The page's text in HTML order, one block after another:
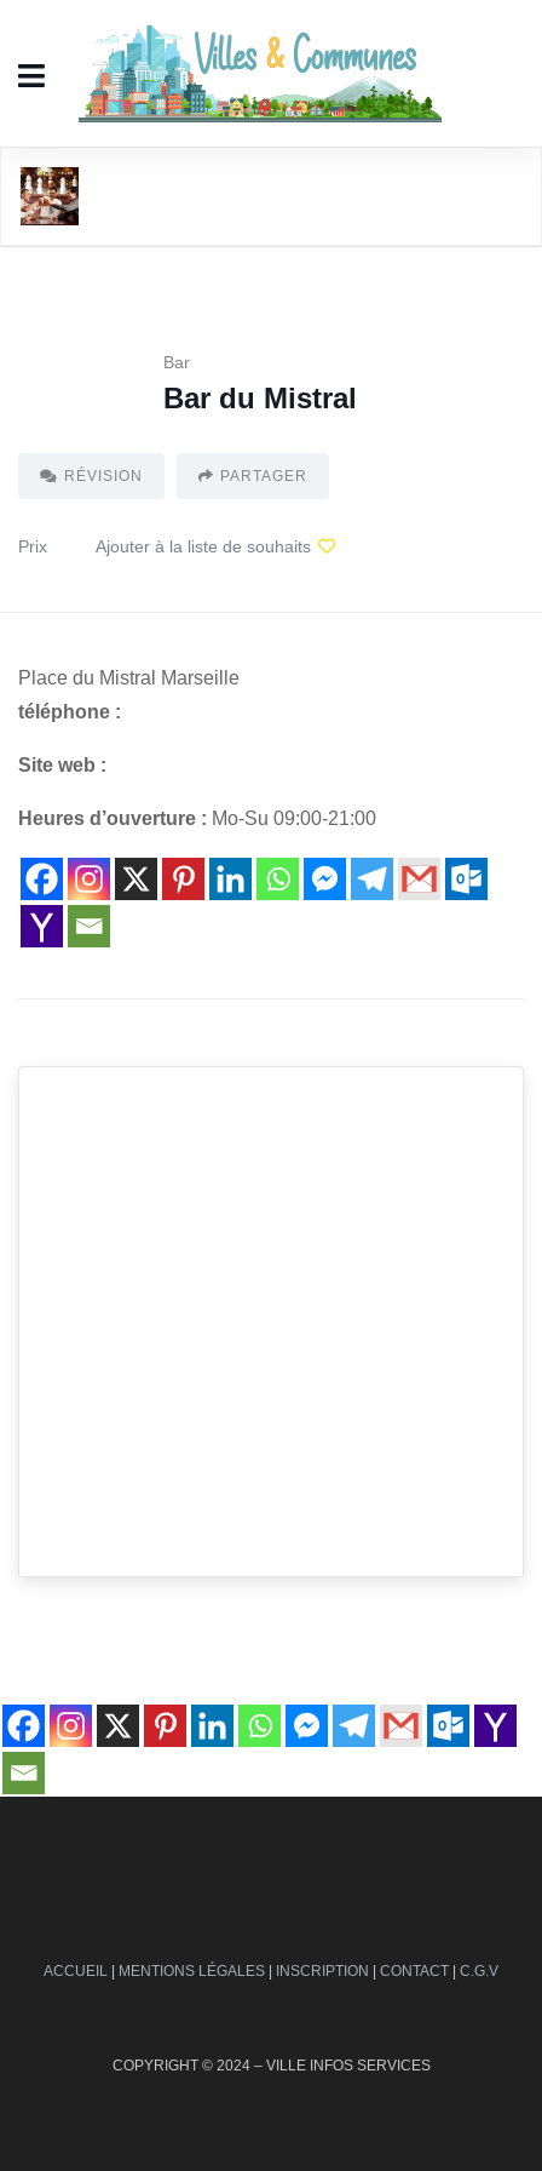
Bar
Bar du Mistral
RÉVISION PARTAGER
Prix Ajouter à la liste de souhaits
Place du Mistral Marseille
téléphone :
Site web :
Heures d’ouverture : Mo-Su 09:00-21:00
ACCUEIL | MENTIONS LÉGALES | INSCRIPTION | CONTACT | C.G.V
COPYRIGHT © 2024 – VILLE INFOS SERVICES